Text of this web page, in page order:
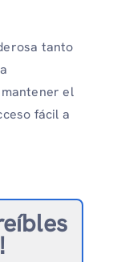
tanto
el
fácil a